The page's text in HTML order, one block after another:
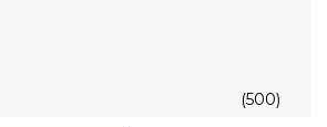
(500)